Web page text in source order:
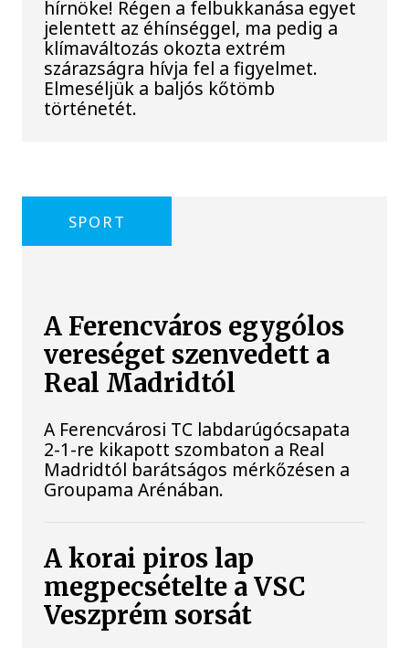
hírnöke! Régen a felbukkanása egyet
jelentett az éhínséggel, ma pedig a
klímaváltozás okozta extrém
szárazságra hívja fel a figyelmet.
Elmeséljük a baljós kőtömb
történetét.
SPORT
A Ferencváros egygólos
vereséget szenvedett a
Real Madridtól
A Ferencvárosi TC labdarúgócsapata
2-1-re kikapott szombaton a Real
Madridtól barátságos mérkőzésen a
Groupama Arénában.
A korai piros lap
megpecsételte a VSC
Veszprém sorsát